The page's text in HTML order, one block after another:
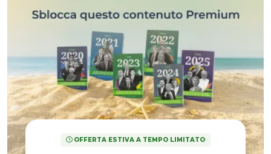
OFFERTA ESTIVA A TEMPO LIMITATO